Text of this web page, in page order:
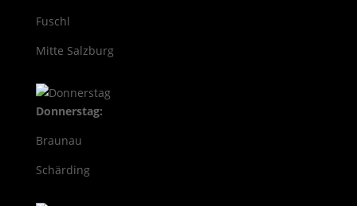
Fuschl
Mitte Salzburg
Donnerstag:
Braunau
Schärding